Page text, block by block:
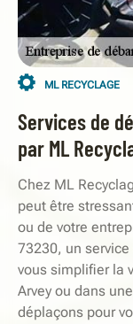
ML RECYCLAGE
Services de
par ML
Chez ML
peut être
ou de votre
73230, un
vous simplifier la
Arvey ou dans
déplaçons pour